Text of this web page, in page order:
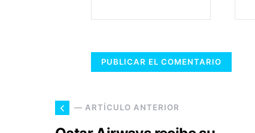
— ARTÍCULO ANTERIOR